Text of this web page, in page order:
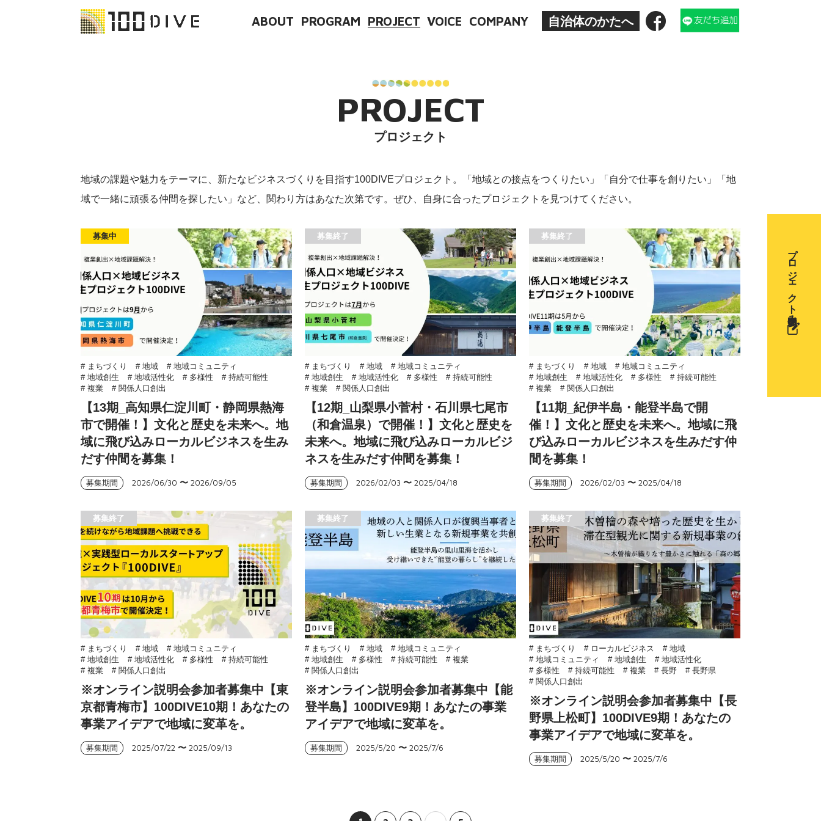
ABOUT PROGRAM PROJECT VOICE COMPANY 自治体のかたへ
PROJECT
プロジェクト
地域の課題や魅力をテーマに、新たなビジネスづくりを目指す100DIVEプロジェクト。「地域との接点をつくりたい」「自分で仕事を創りたい」「地
域で一緒に頑張る仲間を探したい」など、関わり方はあなた次第です。ぜひ、自身に合ったプロジェクトを見つけてください。
募集中
# まちづくり # 地域
# 地域コミュニティ
# 地域創生
# 地域活性化 # 多様性
# 持続可能性
# 複業
# 関係人口創出
【13期_高知県仁淀川町・静岡県熱海
市で開催！】文化と歴史を未来へ。地
域に飛び込みローカルビジネスを生み
だす仲間を募集！
募集期間 2026/06/30 〜 2026/09/05
募集終了
# まちづくり # 地域
# 地域コミュニティ
# 地域創生
# 地域活性化 # 多様性
# 持続可能性
# 複業
# 関係人口創出
【12期_山梨県小菅村・石川県七尾市
（和倉温泉）で開催！】文化と歴史を
未来へ。地域に飛び込みローカルビジ
ネスを生みだす仲間を募集！
募集期間 2026/02/03 〜2025/04/18
募集終了
# まちづくり # 地域
# 地域コミュニティ
# 地域創生
# 地域活性化 # 多様性
# 持続可能性
# 複業
# 関係人口創出
【11期_紀伊半島・能登半島で開
催！】文化と歴史を未来へ。地域に飛
び込みローカルビジネスを生みだす仲
間を募集！
募集期間 2026/02/03 〜2025/04/18
募集終了
# まちづくり # 地域
# 地域コミュニティ
# 地域創生
# 地域活性化 # 多様性
# 持続可能性
# 複業
# 関係人口創出
※オンライン説明会参加者募集中【東
京都青梅市】100DIVE10期！あなたの
事業アイデアで地域に変革を。
募集期間 2025/07/22 〜 2025/09/13
募集終了
# まちづくり # 地域
# 地域コミュニティ
# 地域創生
# 多様性 # 持続可能性
# 複業
# 関係人口創出
※オンライン説明会参加者募集中【能
登半島】100DIVE9期！あなたの事業
アイデアで地域に変革を。
募集期間 2025/5/20 〜2025/7/6
募集終了
# まちづくり # ローカルビジネス
# 地域
# 地域コミュニティ
# 地域創生
# 地域活性化
# 多様性
# 持続可能性 # 複業 # 長野
# 長野県
# 関係人口創出
※オンライン説明会参加者募集中【長
野県上松町】100DIVE9期！あなたの
事業アイデアで地域に変革を。
募集期間 2025/5/20 〜2025/7/6
プロジェクト参加申込み